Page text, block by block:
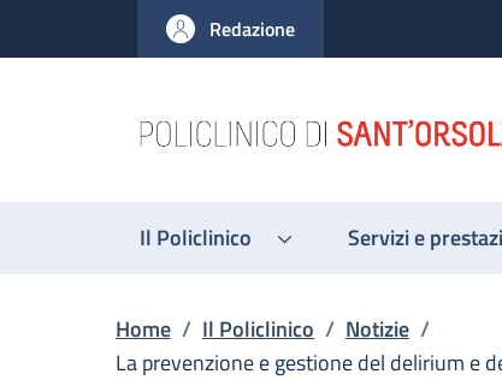
al contenuto principale
to footer content
Redazione
Il Policlinico Servizi e
Briciole di pane
Home / Il Policlinico / Notizie /
La prevenzione e gestione del delirium e